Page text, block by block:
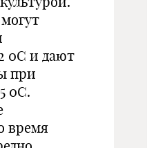
0С и дают
при
0С.
время